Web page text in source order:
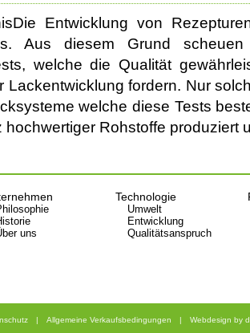
Entwicklung von
Aus diesem Grund
welche die Qualität
Lackentwicklung fordern. Nur
welche diese Tests
hochwertiger Rohstoffe produziert
uns
Technologie
Umwelt
Entwicklung
Qualitätsanspruch
| Allgemeine Verkaufsbedingungen | Webdesign by